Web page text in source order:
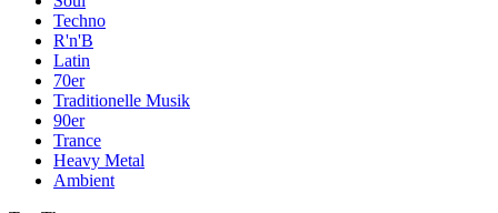
Techno
R'n'B
Latin
70er
Traditionelle Musik
90er
Trance
Heavy Metal
Ambient